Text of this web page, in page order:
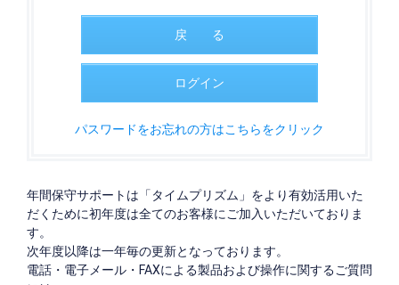
戻 る
ログイン
パスワードをお忘れの方はこちらをクリック
年間保守サポートは「タイムプリズム」をより有効活用いた
だくために初年度は全てのお客様にご加入いただいておりま
す。
次年度以降は一年毎の更新となっております。
電話・電子メール・FAXによる製品および操作に関するご質問